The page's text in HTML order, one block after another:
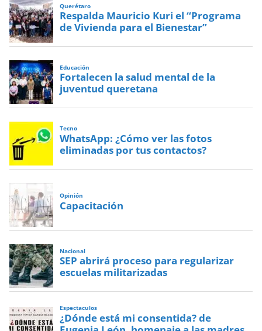
Querétaro
Respalda Mauricio Kuri el “Programa
de Vivienda para el Bienestar”
Educación
Fortalecen la salud mental de la
juventud queretana
Tecno
WhatsApp: ¿Cómo ver las fotos
eliminadas por tus contactos?
Opinión
Capacitación
Nacional
SEP abrirá proceso para regularizar
escuelas militarizadas
Espectaculos
¿Dónde está mi consentida? de